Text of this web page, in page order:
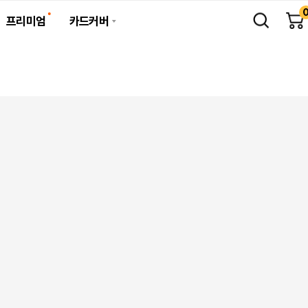
프리미엄 카드커버